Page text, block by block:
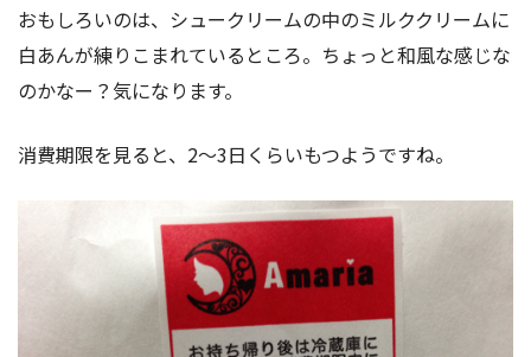
おもしろいのは、シュークリームの中のミルククリームに
白あんが練りこまれているところ。ちょっと和風な感じな
のかなー？気になります。
消費期限を見ると、2〜3日くらいもつようですね。